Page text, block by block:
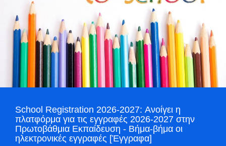
Politique
Business
Travel
World
Style Adorés
Greece
School Registration 2026-2027: Ανοίγει η
πλατφόρμα για τις εγγραφές 2026-2027 στην
Πρωτοβάθμια Εκπαίδευση - Βήμα-βήμα οι
ηλεκτρονικές εγγραφές [Έγγραφα]